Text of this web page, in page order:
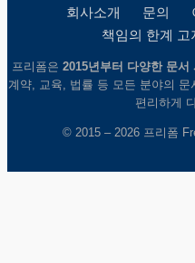
회사소개 문의
책임의 한계 고
프리폼은 2015년부터 다양한 문서
계약, 교육, 법률 등 모든 분야의 문
편리하게
© 2015 – 2026 프리폼